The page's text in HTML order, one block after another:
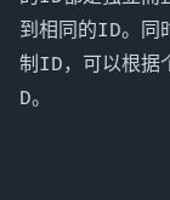
到相同的ID。同
制ID，可以根据